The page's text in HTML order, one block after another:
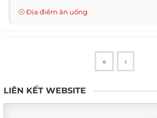
Địa điểm ăn uống
« ‹
LIÊN KẾT WEBSITE